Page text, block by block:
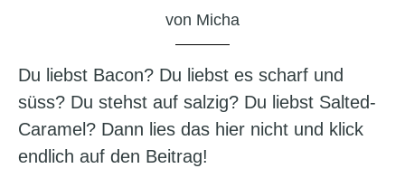
von Micha
Du liebst Bacon? Du liebst es scharf und
süss? Du stehst auf salzig? Du liebst Salted-
Caramel? Dann lies das hier nicht und klick
endlich auf den Beitrag!